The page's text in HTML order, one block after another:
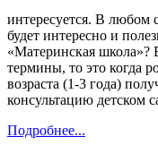
интересуется. В любом
будет интересно и
«Материнская школа»?
термины, то это когда
возраста (1-3 года)
консультацию детском
Подробнее...